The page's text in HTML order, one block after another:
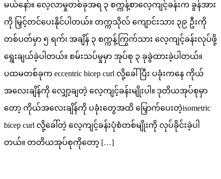
မယ်နော်။ လေ့လာမှုတစ်ခုအရ ၃ စက္ကန့်စာလေ့ကျင့်ခန်းက ခွန်အား
ကို မြှင့်တင်ပေးနိုင်ပါတယ်။ တက္ကသိုလ် ကျောင်းသား ၃၉ ဦးကို
တစ်ပတ်မှာ ၅ ရက်၊ အချိန် ၃ စက္ကန့်ကြွက်သား လေ့ကျင့်ခန်းလုပ်ဖို့
ရွေးချယ်ခဲ့ပါတယ်။ စမ်းသပ်မှုမှာ အုပ်စု ၃ ခုခွဲထားခဲ့ပါတယ်။
ပထမတစ်ခုက eccentric bicep curl လို့ခေါ်ပြီး ပခုံးကနေ ကိုယ်
အလေးချိန်ကို လျှော့ချတဲ့ လေ့ကျင့်ခန်းမျိုးပါ။ ဒုတိယအုပ်စုမှာ
တော့ ကိုယ်အလေးချိန်ကို ပခုံးတွေအထိ မြှောက်ပေးတဲ့isometric
bicep curl လို့ခေါ်တဲ့ လေ့ကျင့်ခန်းပုံစံတစ်မျိုးကို လုပ်ခိုင်းခဲ့ပါ
တယ်။ တတိယအုပ်စုကိုတော့ […]